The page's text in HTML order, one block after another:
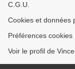
C.G.U.
Cookies et données
Préférences cookies
Voir le profil de